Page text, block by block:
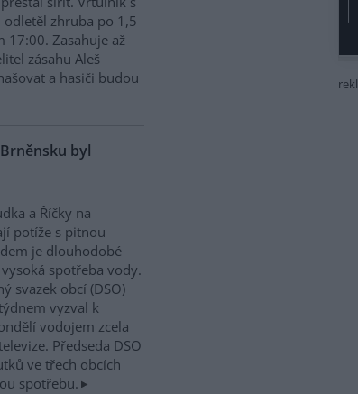
zhruba po 1,5
17:00. Zasahuje až
zásahu Aleš
a hasiči budou
byl
a Říčky na
potíže s pitnou
je dlouhodobé
spotřeba vody.
svazek obcí (DSO)
vyzval k
vodojem zcela
Předseda DSO
ve třech obcích
spotřebu.